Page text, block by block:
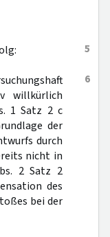
5
6
willkürlich
1 Satz 2 c
der
durch
nicht in
2 Satz 2
des
bei der